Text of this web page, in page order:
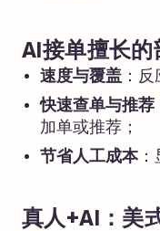
AI接单擅长的
速度与覆盖 ：
快速查单与推荐
加单或推荐；
节省人工成本：
真人+AI：美